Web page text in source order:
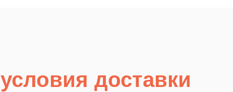
условия доставки